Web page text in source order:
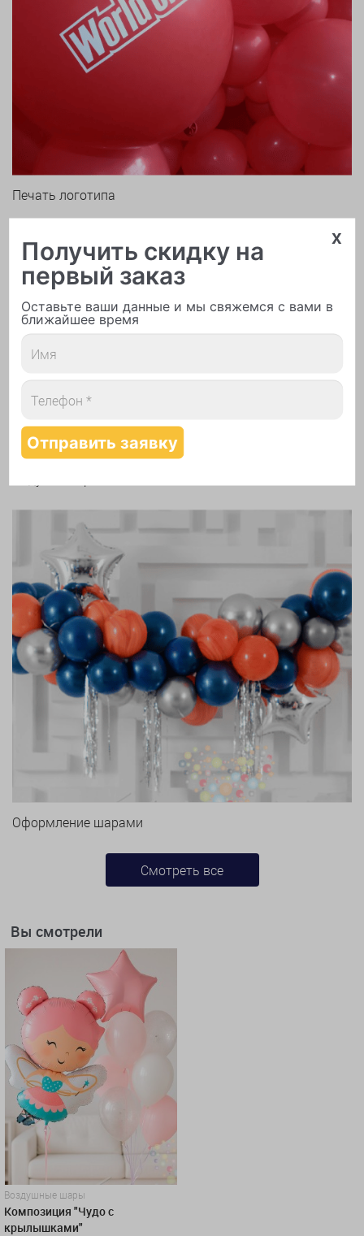
Печать логотипа
Арки и гирлянды из шаров
Оформление шарами
Смотреть все
Вы смотрели
Воздушные шары
Композиция "Чудо с
крылышками"
x
Получить скидку на
первый заказ
Оставьте ваши данные и мы свяжемся с вами в
ближайшее время